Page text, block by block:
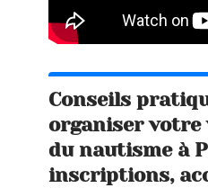
Conseils
organiser votre
du nautisme à
inscriptions,